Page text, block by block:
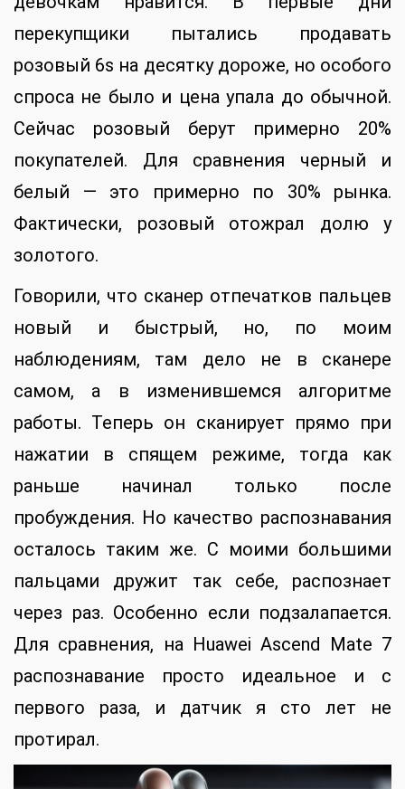
перекупщики пытались продавать
розовый 6s на десятку дороже, но особого
спроса не было и цена упала до обычной.
Сейчас розовый берут примерно 20%
покупателей. Для сравнения черный и
белый — это примерно по 30% рынка.
Фактически, розовый отожрал долю у
золотого.
Говорили, что сканер отпечатков пальцев
новый и быстрый, но, по моим
наблюдениям, там дело не в сканере
самом, а в изменившемся алгоритме
работы. Теперь он сканирует прямо при
нажатии в спящем режиме, тогда как
раньше начинал только после
пробуждения. Но качество распознавания
осталось таким же. С моими большими
пальцами дружит так себе, распознает
через раз. Особенно если подзалапается.
Для сравнения, на Huawei Ascend Mate 7
распознавание просто идеальное и с
первого раза, и датчик я сто лет не
протирал.